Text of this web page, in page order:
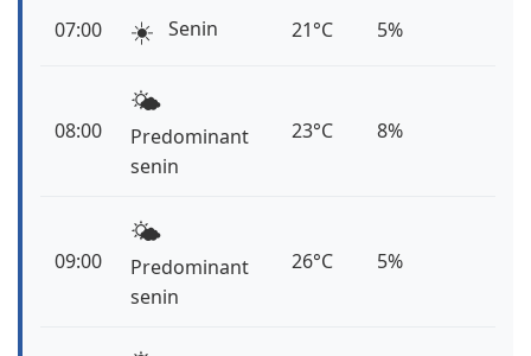
07:00 ☀️ Senin 21°C 5%
08:00
🌤️
Predominant
senin
23°C 8%
09:00
🌤️
Predominant
senin
26°C 5%